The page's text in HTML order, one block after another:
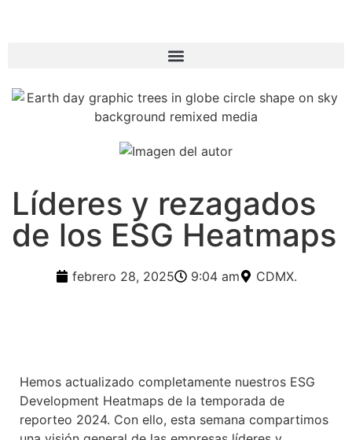
Líderes y rezagados
de los ESG Heatmaps
febrero 28, 2025 9:04 am CDMX.
Hemos actualizado completamente nuestros ESG
Development Heatmaps de la temporada de
reporteo 2024. Con ello, esta semana compartimos